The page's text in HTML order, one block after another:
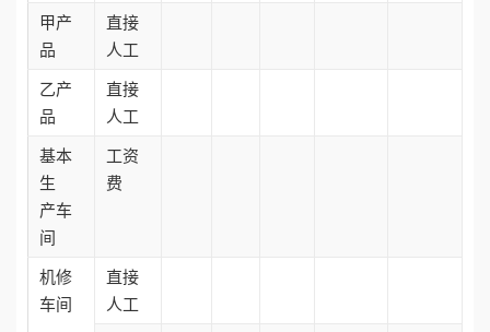
甲产
品
直接
人工
乙产
品
直接
人工
基本
生
产车
间
工资
费
机修
车间
直接
人工